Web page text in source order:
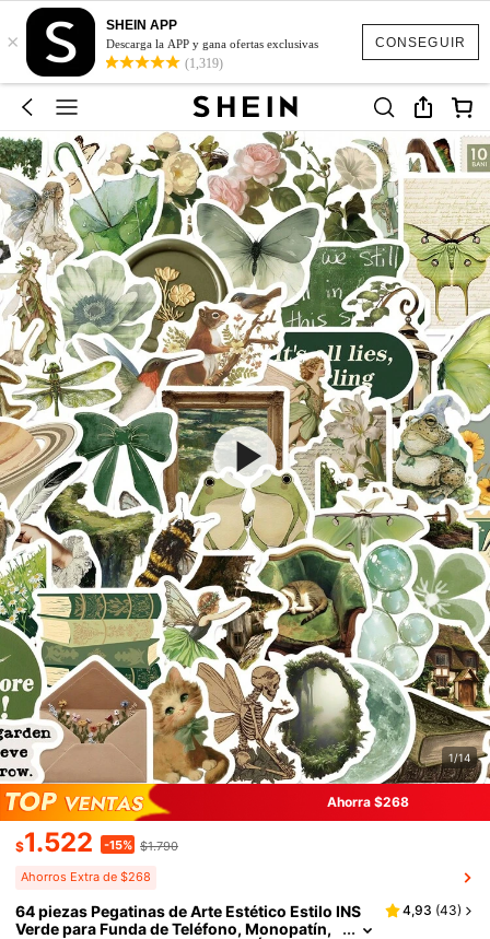
CONSEGUIR
×
SHEIN APP
Descarga la APP y gana ofertas exclusivas
(1,319)
1/14
Ahorra $268
$1.522 -15% $1.790
Ahorros Extra de $268
64 piezas Pegatinas de Arte Estético Estilo INS
Verde para Funda de Teléfono, Monopatín,
4,93 (43)